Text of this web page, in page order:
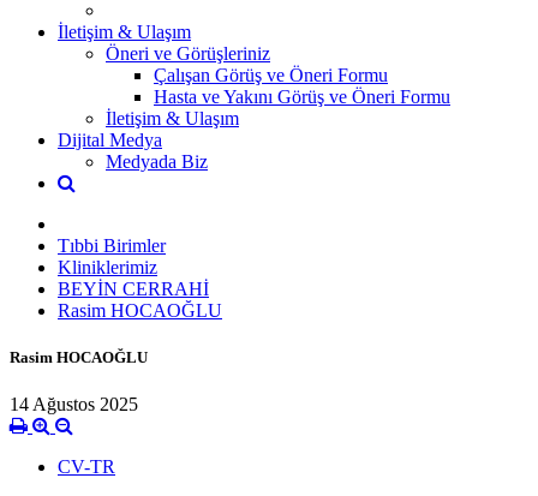
İletişim & Ulaşım
Öneri ve Görüşleriniz
Çalışan Görüş ve Öneri Formu
Hasta ve Yakını Görüş ve Öneri Formu
İletişim & Ulaşım
Dijital Medya
Medyada Biz
Tıbbi Birimler
Kliniklerimiz
BEYİN CERRAHİ
Rasim HOCAOĞLU
Rasim HOCAOĞLU
14 Ağustos 2025
CV-TR